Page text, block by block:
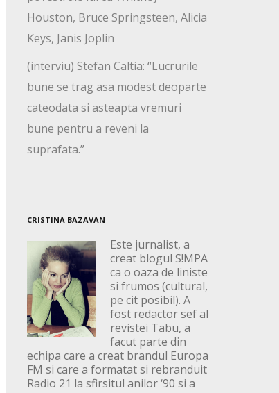
Houston, Bruce Springsteen, Alicia
Keys, Janis Joplin
(interviu) Stefan Caltia: “Lucrurile
bune se trag asa modest deoparte
cateodata si asteapta vremuri
bune pentru a reveni la
suprafata.”
CRISTINA BAZAVAN
Este jurnalist, a
creat blogul S!MPA
ca o oaza de liniste
si frumos (cultural,
pe cit posibil). A
fost redactor sef al
revistei Tabu, a
facut parte din
echipa care a creat brandul Europa
FM si care a formatat si rebranduit
Radio 21 la sfirsitul anilor ‘90 si a